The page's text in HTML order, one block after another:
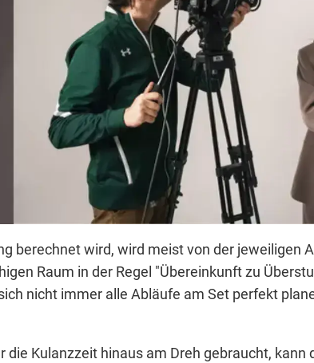
berechnet wird, wird meist von der jeweiligen
Raum in der Regel "Übereinkunft zu
nicht immer alle Abläufe am Set perfekt
die Kulanzzeit hinaus am Dreh gebraucht,